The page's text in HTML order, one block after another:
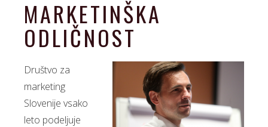
MARKETINŠKA
ODLIČNOST
Društvo za
marketing
Slovenije vsako
leto podeljuje